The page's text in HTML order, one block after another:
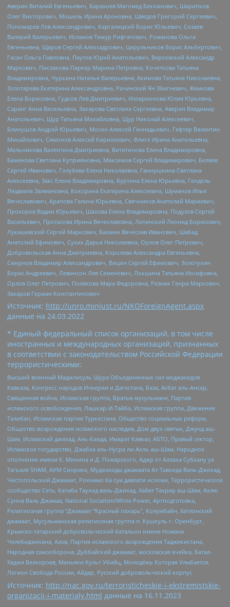
Аверин Виталий Евгеньевич, Барахоев Магомед Бекханович, Шарипков
Олег Викторович, Мошель Ирина Ароновна, Шведов Григорий Сергеевич,
Пономарев Лев Александрович, Каргалицкий Борис Юльевич, Созаев
Валерий Валерьевич, Исламов Тимур Рифгатович, Романова Ольга
Евгеньевна, Щаров Сергей Алексадрович, Цирульников Борис Альбертович,
Гасан Ольга Павловна, Паутов Юрий Анатольевич, Верховский Александр
Маркович, Пислакова-Паркер Марина Петровна, Кочеткова Татьяна
Владимировна, Чуркина Наталья Валерьевна, Акимова Татьяна Николаевна,
Золотарева Екатерина Александровна, Рачинский Ян Збигневич, Жемкова
Елена Борисовна, Гудков Лев Дмитриевич, Илларионова Юлия Юрьевна,
Саранг Анна Васильевна, Захарова Светлана Сергеевна, Аверин Владимир
Анатольевич, Щур Татьяна Михайловна, Щур Николай Алексеевич,
Блинушов Андрей Юрьевич, Мосин Алексей Геннадьевич, Гефтер Валентин
Михайлович, Симонов Алексей Кириллович, Флиге Ирина Анатольевна,
Мельникова Валентина Дмитриевна, Вититинова Елена Владимировна,
Баженова Светлана Куприяновна, Максимов Сергей Владимирович, Беляев
Сергей Иванович, Голубева Елена Николаевна, Ганнушкина Светлана
Алексеевна, Закс Елена Владимировна, Буртина Елена Юрьевна, Гендель
Людмила Залмановна, Кокорина Екатерина Алексеевна, Шуманов Илья
Вячеславович, Арапова Галина Юрьевна, Свечников Анатолий Мариевич,
Прохоров Вадим Юрьевич, Шахова Елена Владимировна, Подузов Сергей
Васильевич, Протасова Ирина Вячеславовна, Литинский Леонид Борисович,
Лукашевский Сергей Маркович, Бахмин Вячеслав Иванович, Шабад
Анатолий Ефимович, Сухих Дарья Николаевна, Орлов Олег Петрович,
Добровольская Анна Дмитриевна, Королева Александра Евгеньевна,
Смирнов Владимир Александрович, Вицин Сергей Ефимович, Золотухин
Борис Андреевич, Левинсон Лев Семенович, Локшина Татьяна Иосифовна,
Орлов Олег Петрович, Полякова Мара Федоровна, Резник Генри Маркович,
Захаров Герман Константинович
Источник: http://unro.minjust.ru/NKOForeignAgent.aspx
данные на 24.03.2022
* Единый федеральный список организаций, в том числе
иностранных и международных организаций, признанных
в соответствии с законодательством Российской Федерации
террористическими:
Высший военный Маджлисуль Шура Объединенных сил моджахедов
Кавказа, Конгресс народов Ичкерии и Дагестана, База, Асбат аль-Ансар,
Священная война, Исламская группа, Братья-мусульмане, Партия
исламского освобождения, Лашкар-И-Тайба, Исламская группа, Движение
Талибан, Исламская партия Туркестана, Общество социальных реформ,
Общество возрождения исламского наследия, Дом двух святых, Джунд аш-
Шам, Исламский джихад, Аль-Каида, Имарат Кавказ, АБТО, Правый сектор,
Исламское государство, Джабха аль-Нусра ли-Ахль аш-Шам, Народное
ополчение имени К. Минина и Д. Пожарского, Аджр от Аллаха Субхану уа
Тагьаля SHAM, АУМ Синрике, Муджахеды джамаата Ат-Тавхида Валь-Джихад,
Чистопольский Джамаат, Рохнамо ба суи давлати исломи, Террористическое
сообщество Сеть, Катиба Таухид валь-Джихад, Хайят Тахрир аш-Шам, Ахлю
Сунна Валь Джамаа, National Socialism/White Power, Артподготовка,
Религиозная группа “Джамаат “Красный пахарь”, Колумбайн, Хатлонский
джамаат, Мусульманская религиозная группа п. Кушкуль г. Оренбург,
Крымско-татарский добровольческий батальон имени Номана
Челебиджихана, Азов, Партия исламского возрождения Таджикистана,
Народная самооборона, Дуббайский джамаат, московская ячейка, Батал-
Хаджи Белхороев, Маньяки Культ Убийц, Молодёжь Которая Улыбается,
Легион Свобода России, Айдар, Русский добровольческий корпус
Источник: http://nac.gov.ru/terroristicheskie-i-ekstremistskie-
organizacii-i-materialy.html данные на 16.11.2023